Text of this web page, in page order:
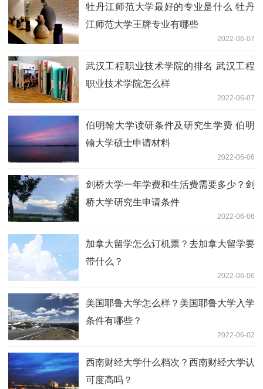
牡丹江师范大学最好的专业是什么 牡丹
江师范大学王牌专业有哪些
2022-06-07
武汉工程职业技术学院的排名 武汉工程
职业技术学院怎么样
2022-06-07
伯明翰大学读研条件及研究生学费 伯明
翰大学硕士申请材料
2022-06-06
剑桥大学一年学费和生活费需要多少？剑
桥大学研究生申请条件
2022-06-06
加拿大留学怎么订机票？去加拿大留学要
带什么？
2022-06-06
美国耶鲁大学怎么样？美国耶鲁大学入学
条件有哪些？
2022-06-02
西南财经大学什么档次？西南财经大学认
可度高吗？